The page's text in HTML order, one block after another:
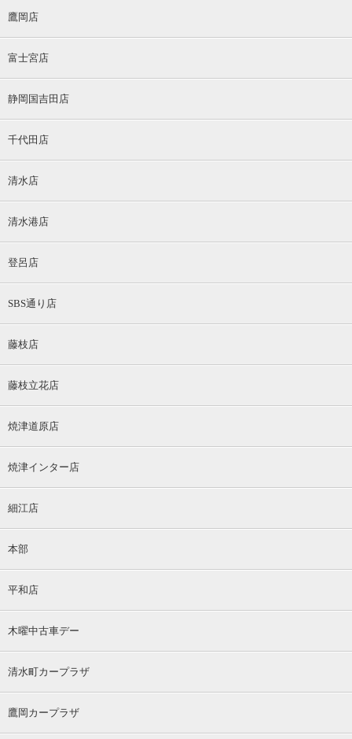
鷹岡店
富士宮店
静岡国吉田店
千代田店
清水店
清水港店
登呂店
SBS通り店
藤枝店
藤枝立花店
焼津道原店
焼津インター店
細江店
本部
平和店
木曜中古車デー
清水町カープラザ
鷹岡カープラザ